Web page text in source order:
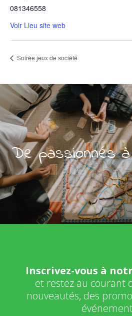
081346558
Voir Lieu site web
Soirée jeux de société
De passionnés
Inscrivez-vous à
et restez au courant
nouveautés, des